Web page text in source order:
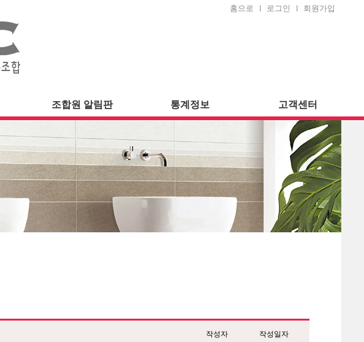
홈으로 l 로그인 l 회원가입
조합원 알림판 통계정보 고객센터
작성자 작성일자